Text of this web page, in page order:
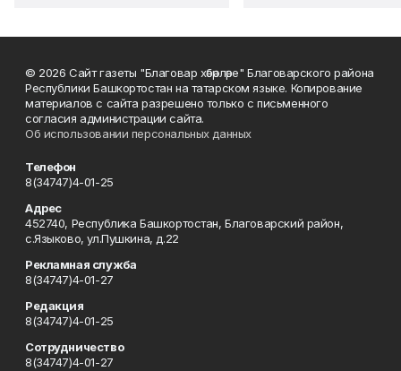
© 2026 Сайт газеты "Благовар хәбәрләре" Благоварского района
Республики Башкортостан на татарском языке. Копирование
материалов с сайта разрешено только с письменного
согласия администрации сайта.
Об использовании персональных данных
Телефон
8(34747)4-01-25
Адрес
452740, Республика Башкортостан, Благоварский район,
с.Языково, ул.Пушкина, д.22
Рекламная служба
8(34747)4-01-27
Редакция
8(34747)4-01-25
Сотрудничество
8(34747)4-01-27